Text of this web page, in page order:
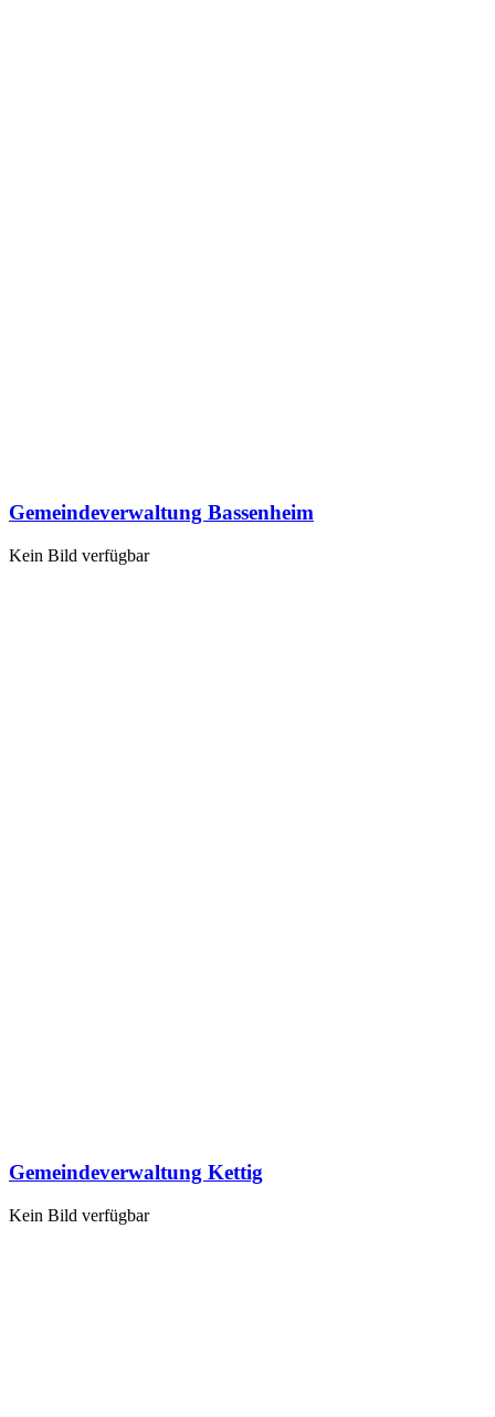
Gemeindeverwaltung Bassenheim
Kein Bild verfügbar
Gemeindeverwaltung Kettig
Kein Bild verfügbar